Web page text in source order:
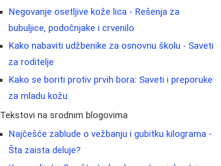
Negovanje osetljive kože lica - Rešenja za
bubuljice, podočnjake i crvenilo
Kako nabaviti udžbenike za osnovnu školu - Saveti
za roditelje
Kako se boriti protiv prvih bora: Saveti i preporuke
za mladu kožu
Tekstovi na srodnim blogovima
Najčešće zablude o vežbanju i gubitku kilograma -
Šta zaista deluje?